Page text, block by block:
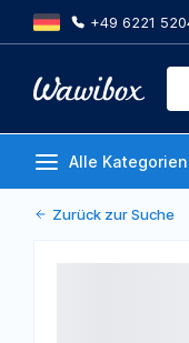
+49 6221
Alle Kategorien
Von
Zurück zur Suche